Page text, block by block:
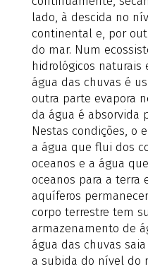
lado, à descida no
continental e, por
do mar. Num
hidrológicos naturais
água das chuvas é
outra parte evapora
da água é absorvida
Nestas condições, o
a água que flui dos
oceanos e a água
oceanos para a terra
aquíferos
corpo terrestre tem
armazenamento de
água das chuvas
a subida do nível do